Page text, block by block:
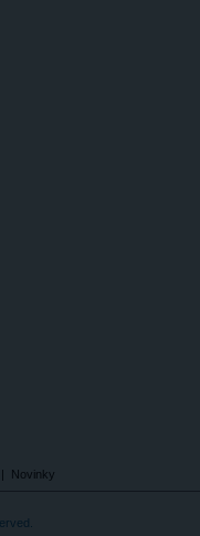
Novinky